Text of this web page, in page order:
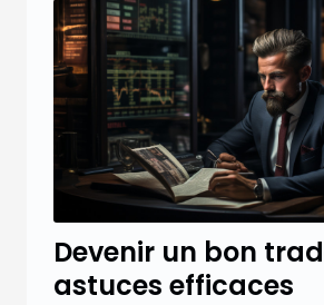
Devenir un bon
astuces efficaces